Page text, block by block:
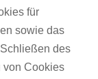
für
sowie das
des
von Cookies